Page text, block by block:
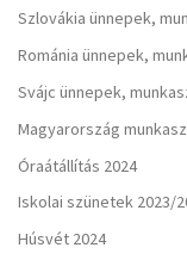
Szlovákia ünnepek,
Románia ünnepek,
Svájc ünnepek,
Magyarország
Óraátállítás 2024
Iskolai szünetek 2023/
Húsvét 2024